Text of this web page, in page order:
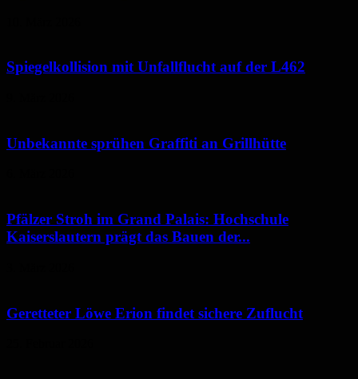
Spiegelkollision mit Unfallflucht auf der L462
Unbekannte sprühen Graffiti an Grillhütte
Pfälzer Stroh im Grand Palais: Hochschule
Kaiserslautern prägt das Bauen der...
Geretteter Löwe Erion findet sichere Zuflucht